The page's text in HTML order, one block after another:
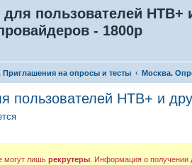
пользователей НТВ+
- 1800р
Приглашения на опросы и тесты Москва.
пользователей НТВ+ и
могут лишь рекрутеры . Информация о получении